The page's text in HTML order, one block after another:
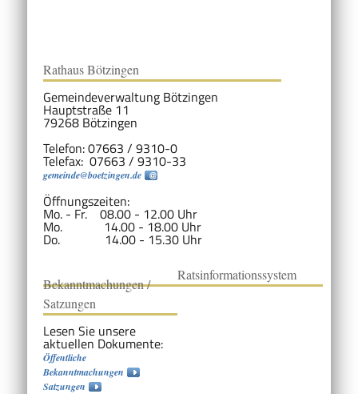
Rathaus Bötzingen
Gemeindeverwaltung Bötzingen
Hauptstraße 11
79268 Bötzingen
Telefon: 07663 / 9310-0
Telefax: 07663 / 9310-33
gemeinde@boetzingen.de
Öffnungszeiten:
Mo. - Fr. 08.00 - 12.00 Uhr
Mo. 14.00 - 18.00 Uhr
Do. 14.00 - 15.30 Uhr
Bekanntmachungen /
Satzungen
Lesen Sie unsere
aktuellen Dokumente:
Öffentliche
Bekanntmachungen
Satzungen
Ratsinformationssystem